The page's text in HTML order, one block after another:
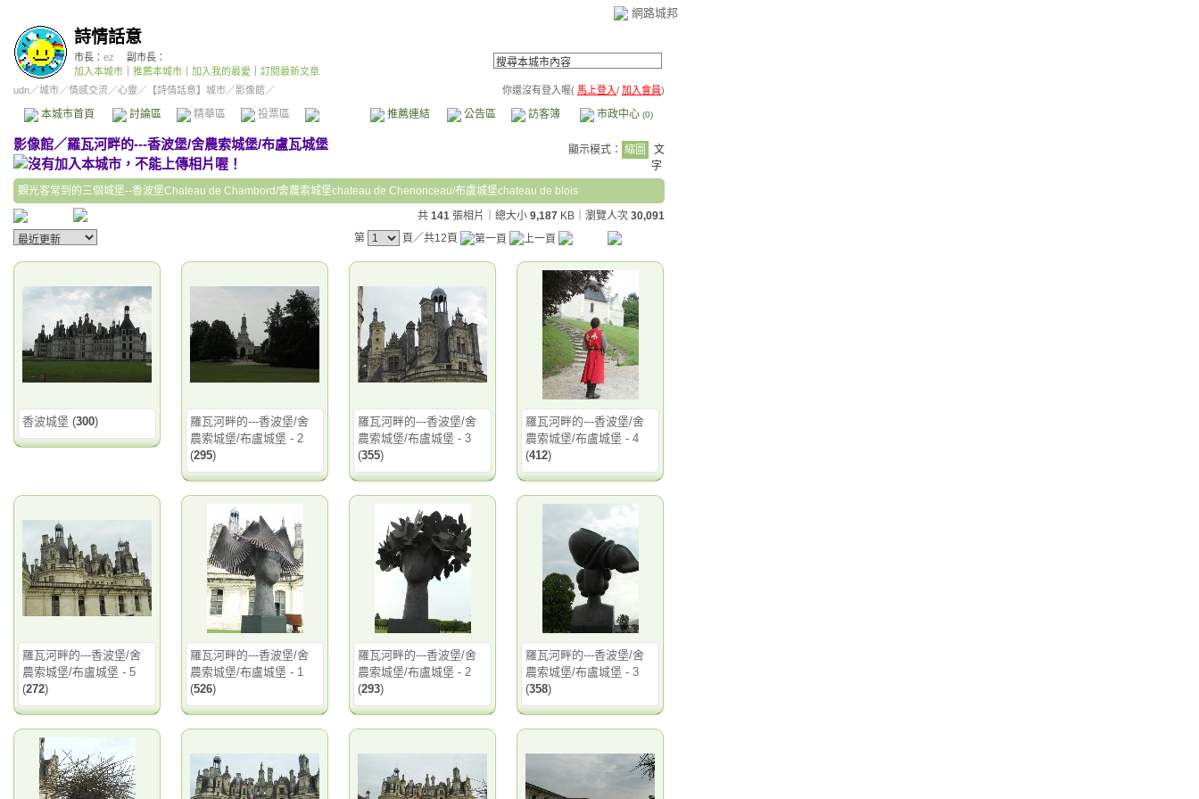
網路城邦
詩情話意
市長： ez
副市長：
加入本城市
推薦本城市 加入我的最愛
訂閱最新文章
udn／城市／情感交流／心靈 ／ 【詩情話意】城市／影像館／ 你還沒有登入喔( 馬上登入/ 加入會員)
本城市首頁 討論區 精華區 投票區 影像館 推薦連結 公告區 訪客簿 市政中心 (0)
影像館／羅瓦河畔的---香波堡/舍農索城堡/布盧瓦城堡 顯示模式： 縮圖
文
字
觀光客常到的三個城堡--香波堡Chateau de Chambord/舍農索城堡chateau de Chenonceau/布盧城堡chateau de blois
共 141 張相片｜總大小 9,187 KB ｜瀏覽人次 30,091
第
頁／共12頁
香波城堡 (300)
羅瓦河畔的---香波堡/舍
農索城堡/布盧城堡 - 2
(295)
羅瓦河畔的---香波堡/舍
農索城堡/布盧城堡 - 3
(355)
羅瓦河畔的---香波堡/舍
農索城堡/布盧城堡 - 4
(412)
羅瓦河畔的---香波堡/舍
農索城堡/布盧城堡 - 5
(272)
羅瓦河畔的---香波堡/舍
農索城堡/布盧城堡 - 1
(526)
羅瓦河畔的---香波堡/舍
農索城堡/布盧城堡 - 2
(293)
羅瓦河畔的---香波堡/舍
農索城堡/布盧城堡 - 3
(358)